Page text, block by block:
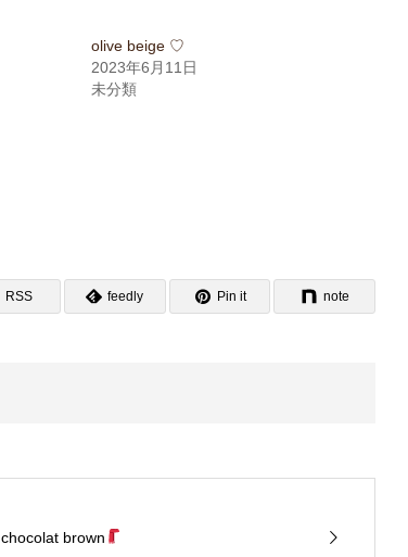
olive beige ♡
2023年6月11日
未分類
RSS feedly Pin it note
chocolat brown